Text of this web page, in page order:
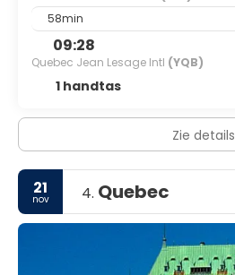
58min
09:28
Quebec Jean Lesage Intl (YQB)
1 handtas
Zie details
21
nov 4. Quebec